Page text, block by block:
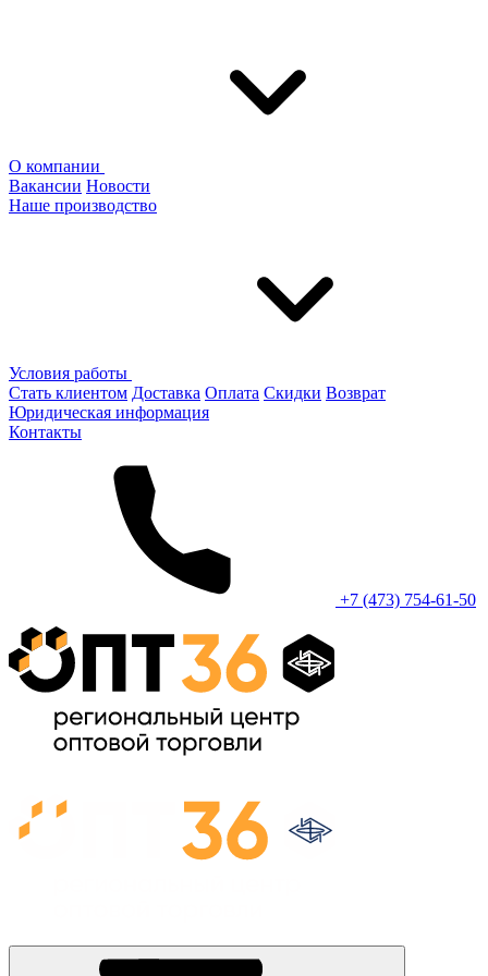
О компании
Вакансии Новости
Наше производство
Условия работы
Стать клиентом Доставка Оплата Скидки Возврат
Юридическая информация
Контакты
+7 (473) 754-61-50